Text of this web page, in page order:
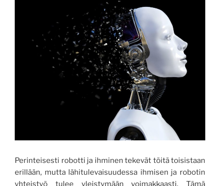
Perinteisesti robotti ja ihminen tekevät töitä toisistaan
erillään, mutta lähitulevaisuudessa ihmisen ja robotin
yhteistyö tulee yleistymään voimakkaasti. Tämä